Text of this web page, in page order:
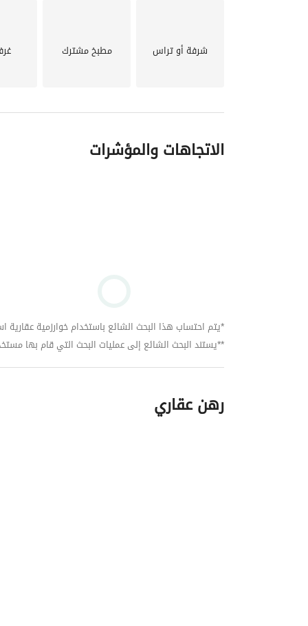
شرفة أو تراس مطبخ مشترك
الاتجاهات والمؤشرات
*يتم احتساب هذا البحث الشائع باستخدام خوارزمية عقارية
**يستند البحث الشائع إلى عمليات البحث التي قام بها مستخدمي
رهن عقاري